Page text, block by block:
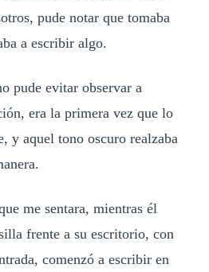
pude notar que tomaba
a escribir algo.
pude evitar observar a
era la primera vez que lo
y aquel tono oscuro realzaba
me sentara, mientras él
frente a su escritorio, con
comenzó a escribir en